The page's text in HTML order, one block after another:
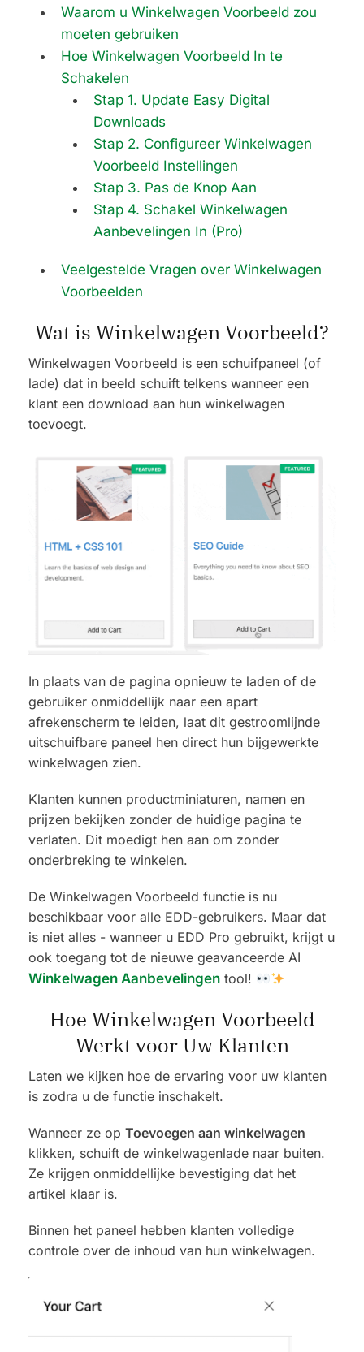
Waarom u Winkelwagen Voorbeeld zou
moeten gebruiken
Hoe Winkelwagen Voorbeeld In te
Schakelen
Stap 1. Update Easy Digital
Downloads
Stap 2. Configureer Winkelwagen
Voorbeeld Instellingen
Stap 3. Pas de Knop Aan
Stap 4. Schakel Winkelwagen
Aanbevelingen In (Pro)
Veelgestelde Vragen over Winkelwagen
Voorbeelden
Wat is Winkelwagen Voorbeeld?
Winkelwagen Voorbeeld is een schuifpaneel (of
lade) dat in beeld schuift telkens wanneer een
klant een download aan hun winkelwagen
toevoegt.
In plaats van de pagina opnieuw te laden of de
gebruiker onmiddellijk naar een apart
afrekenscherm te leiden, laat dit gestroomlijnde
uitschuifbare paneel hen direct hun bijgewerkte
winkelwagen zien.
Klanten kunnen productminiaturen, namen en
prijzen bekijken zonder de huidige pagina te
verlaten. Dit moedigt hen aan om zonder
onderbreking te winkelen.
De Winkelwagen Voorbeeld functie is nu
beschikbaar voor alle EDD-gebruikers. Maar dat
is niet alles - wanneer u EDD Pro gebruikt, krijgt u
ook toegang tot de nieuwe geavanceerde AI
Winkelwagen Aanbevelingen tool!
Hoe Winkelwagen Voorbeeld
Werkt voor Uw Klanten
Laten we kijken hoe de ervaring voor uw klanten
is zodra u de functie inschakelt.
Wanneer ze op Toevoegen aan winkelwagen
klikken, schuift de winkelwagenlade naar buiten.
Ze krijgen onmiddellijke bevestiging dat het
artikel klaar is.
Binnen het paneel hebben klanten volledige
controle over de inhoud van hun winkelwagen.